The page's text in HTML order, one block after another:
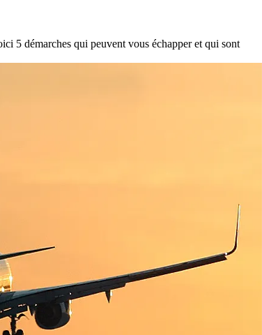
5 démarches qui peuvent vous échapper et qui sont